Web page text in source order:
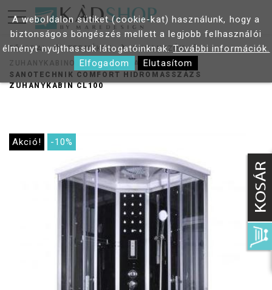
FŐOLDAL TERMÉKEK
ZUHANYZÓK
ZUHANYKABINOK
HIDROKABINOK
SANOTECHNIK COMFORT HIDROMASSZÁZS
ZUHANYKABIN CL100
Akció! -10%
A weboldalon sütiket (cookie-kat) használunk, hogy a
biztonságos böngészés mellett a legjobb felhasználói
élményt nyújthassuk látogatóinknak.További információk.
Elfogadom
Elutasítom